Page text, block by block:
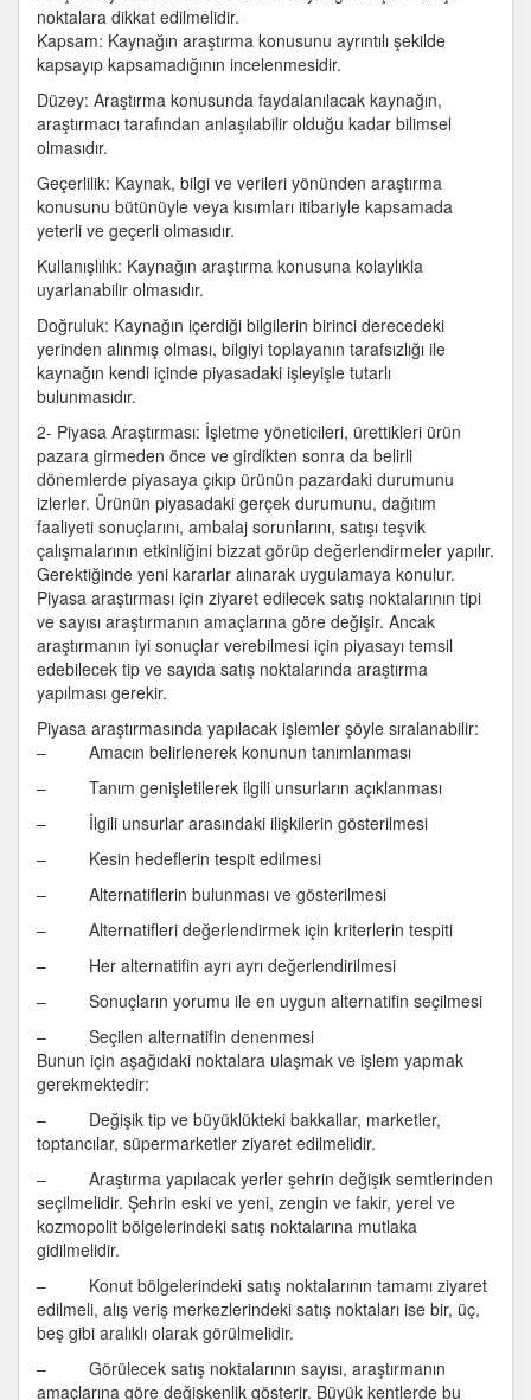
noktalara dikkat edilmelidir.
Kapsam: Kaynağın araştırma konusunu ayrıntılı şekilde
kapsayıp kapsamadığının incelenmesidir.
Düzey: Araştırma konusunda faydalanılacak kaynağın,
araştırmacı tarafından anlaşılabilir olduğu kadar bilimsel
olmasıdır.
Geçerlilik: Kaynak, bilgi ve verileri yönünden araştırma
konusunu bütünüyle veya kısımları itibariyle kapsamada
yeterli ve geçerli olmasıdır.
Kullanışlılık: Kaynağın araştırma konusuna kolaylıkla
uyarlanabilir olmasıdır.
Doğruluk: Kaynağın içerdiği bilgilerin birinci derecedeki
yerinden alınmış olması, bilgiyi toplayanın tarafsızlığı ile
kaynağın kendi içinde piyasadaki işleyişle tutarlı
bulunmasıdır.
2- Piyasa Araştırması: İşletme yöneticileri, ürettikleri ürün
pazara girmeden önce ve girdikten sonra da belirli
dönemlerde piyasaya çıkıp ürünün pazardaki durumunu
izlerler. Ürünün piyasadaki gerçek durumunu, dağıtım
faaliyeti sonuçlarını, ambalaj sorunlarını, satışı teşvik
çalışmalarının etkinliğini bizzat görüp değerlendirmeler yapılır.
Gerektiğinde yeni kararlar alınarak uygulamaya konulur.
Piyasa araştırması için ziyaret edilecek satış noktalarının tipi
ve sayısı araştırmanın amaçlarına göre değişir. Ancak
araştırmanın iyi sonuçlar verebilmesi için piyasayı temsil
edebilecek tip ve sayıda satış noktalarında araştırma
yapılması gerekir.
Piyasa araştırmasında yapılacak işlemler şöyle sıralanabilir:
– Amacın belirlenerek konunun tanımlanması
– Tanım genişletilerek ilgili unsurların açıklanması
– İlgili unsurlar arasındaki ilişkilerin gösterilmesi
– Kesin hedeflerin tespit edilmesi
– Alternatiflerin bulunması ve gösterilmesi
– Alternatifleri değerlendirmek için kriterlerin tespiti
– Her alternatifin ayrı ayrı değerlendirilmesi
– Sonuçların yorumu ile en uygun alternatifin seçilmesi
– Seçilen alternatifin denenmesi
Bunun için aşağıdaki noktalara ulaşmak ve işlem yapmak
gerekmektedir:
– Değişik tip ve büyüklükteki bakkallar, marketler,
toptancılar, süpermarketler ziyaret edilmelidir.
– Araştırma yapılacak yerler şehrin değişik semtlerinden
seçilmelidir. Şehrin eski ve yeni, zengin ve fakir, yerel ve
kozmopolit bölgelerindeki satış noktalarına mutlaka
gidilmelidir.
– Konut bölgelerindeki satış noktalarının tamamı ziyaret
edilmeli, alış veriş merkezlerindeki satış noktaları ise bir, üç,
beş gibi aralıklı olarak görülmelidir.
– Görülecek satış noktalarının sayısı, araştırmanın
amaçlarına göre değişkenlik gösterir. Büyük kentlerde bu